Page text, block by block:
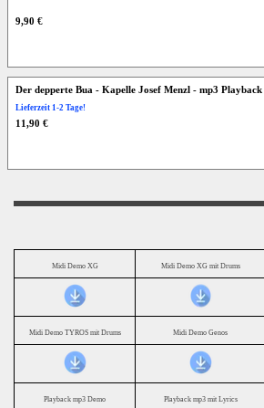
9,90 €
Der depperte Bua - Kapelle Josef Menzl - mp3
Lieferzeit 1-2 Tage!
11,90 €
Midi Demo XG Midi Demo XG mit Drums
Midi Demo TYROS mit Drums Midi Demo Genos
Playback mp3 Demo Playback mp3 mit Lyrics